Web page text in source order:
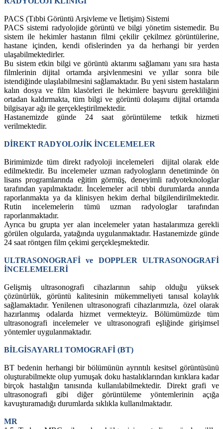
PACS (Tıbbi Görüntü Arşivleme ve İletişim) Sistemi
PACS sistemi radyolojide görüntü ve bilgi yönetim sistemedir. Bu
sistem ile hekimler hastanın filmi çekilir çekilmez görüntülerine,
hastane içinden, kendi ofislerinden ya da herhangi bir yerden
ulaşabilmektedirler.
Bu sistem etkin bilgi ve görüntü aktarımı sağlamanı yanı sıra hasta
filmlerinin dijital ortamda arşivlenmesini ve yıllar sonra bile
istendiğinde ulaşılabilmesini sağlamaktadır. Bu yeni sistem hastaların
kalın dosya ve film klasörleri ile hekimlere başvuru gerekliliğini
ortadan kaldırmakta, tüm bilgi ve görüntü dolaşımı dijital ortamda
bilgisayar ağı ile gerçekleştirilmektedir.
Hastanemizde günde 24 saat görüntüleme tetkik hizmeti
verilmektedir.
DİREKT RADYOLOJİK İNCELEMELER
Birimimizde tüm direkt radyoloji incelemeleri dijital olarak elde
edilmektedir. Bu incelemeler uzman radyologların denetiminde ön
lisans programlarında eğitim görmüş, deneyimli radyoteknologlar
tarafından yapılmaktadır. İncelemeler acil tıbbi durumlarda anında
raporlanmakta ya da klinisyen hekim derhal bilgilendirilmektedir.
Rutin incelemelerin tümü uzman radyologlar tarafından
raporlanmaktadır.
Ayrıca bu grupta yer alan incelemeler yatan hastalarımıza gerekli
görülen olgularda, yatağında uygulanmaktadır. Hastanemizde günde
24 saat röntgen film çekimi gerçekleşmektedir.
ULTRASONOGRAFİ ve DOPPLER ULTRASONOGRAFİ
İNCELEMELERİ
Gelişmiş ultrasonografi cihazlarının sahip olduğu yüksek
çözünürlük, görüntü kalitesinin mükemmeliyeti tanısal kolaylık
sağlamaktadır. Yenilenen ultrasonografi cihazlarımızla, özel olarak
hazırlanmış odalarda hizmet vermekteyiz. Bölümümüzde tüm
ultrasonografi incelemeler ve ultrasonografi eşliğinde girişimsel
yöntemler uygulanmaktadır.
BİLGİSAYARLI TOMOGRAFİ (BT)
BT bedenin herhangi bir bölümünün ayrıntılı kesitsel görüntüsünü
oluşturabilmekte olup yumuşak doku hastalıklarından kırıklara kadar
birçok hastalığın tanısında kullanılabilmektedir. Direkt grafi ve
ultrasonografi gibi diğer görüntüleme yöntemlerinin açığa
kavuşturamadığı durumlarda sıklıkla kullanılmaktadır.
MR